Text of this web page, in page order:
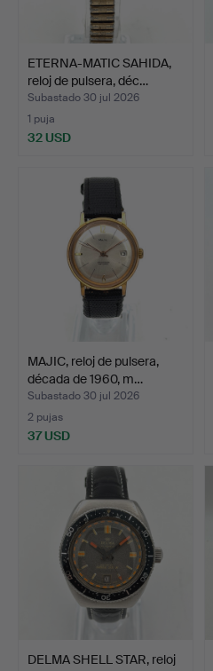
ETERNA-MATIC SAHIDA,
reloj de pulsera, déc…
Subastado 30 jul 2026
1 puja
32 USD
MAJIC, reloj de pulsera,
década de 1960, m…
Subastado 30 jul 2026
2 pujas
37 USD
DELMA SHELL STAR, reloj